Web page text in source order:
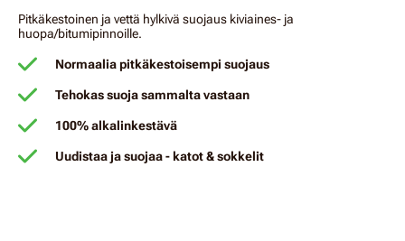
Pitkäkestoinen ja vettä hylkivä suojaus kiviaines- ja
huopa/bitumipinnoille.
Normaalia pitkäkestoisempi suojaus
Tehokas suoja sammalta vastaan
100% alkalinkestävä
Uudistaa ja suojaa - katot & sokkelit